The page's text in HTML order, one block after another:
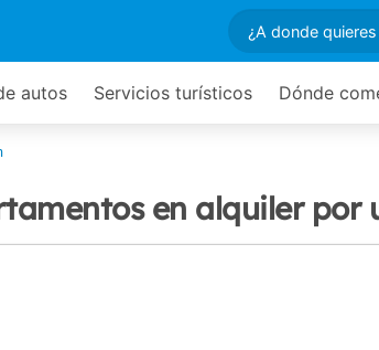
autos Servicios turísticos Dónde
en alquiler por